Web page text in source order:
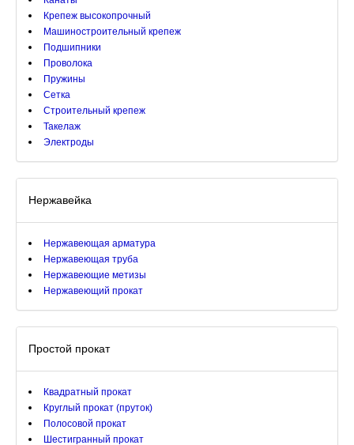
Крепеж высокопрочный
Машиностроительный крепеж
Подшипники
Проволока
Пружины
Сетка
Строительный крепеж
Такелаж
Электроды
Нержавейка
Нержавеющая арматура
Нержавеющая труба
Нержавеющие метизы
Нержавеющий прокат
Простой прокат
Квадратный прокат
Круглый прокат (пруток)
Полосовой прокат
Шестигранный прокат